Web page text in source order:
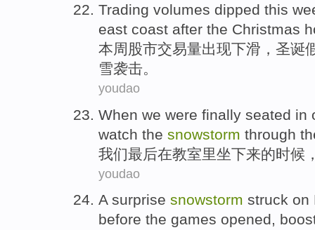
Trading volumes dipped this
east coast after the Christmas
本周 股市交易量出现下滑 ， 圣诞
雪袭击。
youdao
When we were finally seated in
watch the snowstorm through
我们最后在教室里坐下来的时候
youdao
A surprise snowstorm struck on
before the games opened,